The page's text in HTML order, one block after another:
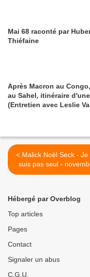
Mai 68 raconté par
Thiéfaine
Après Macron au
au Sahel, itinéraire
(Entretien avec Leslie
< Malick Noël Seck - Je ne
suis pas seul -
2011
Hébergé par Overblog
Top articles
Pages
Contact
Signaler un abus
C.G.U.